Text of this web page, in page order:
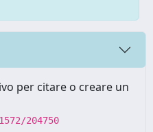
per citare o creare un
204750